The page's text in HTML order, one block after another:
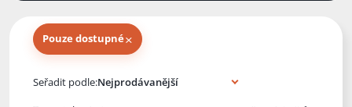
Pouze dostupné×
Seřadit podle: